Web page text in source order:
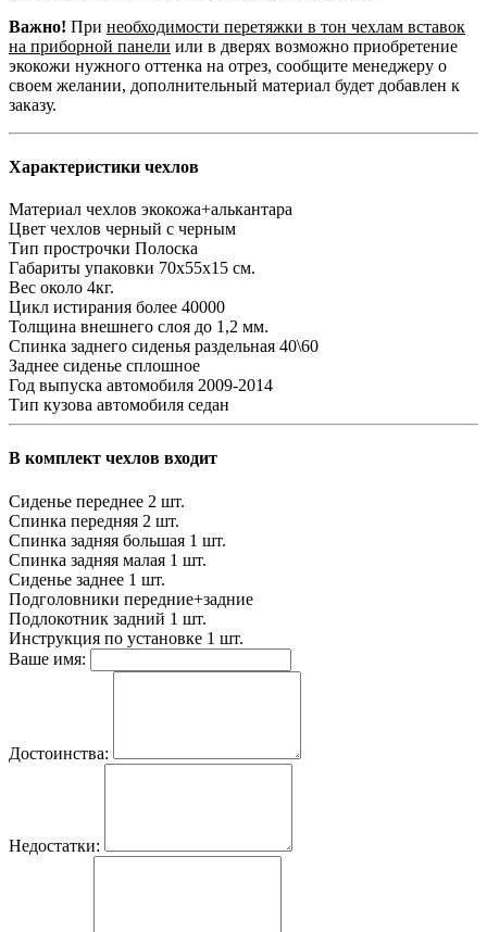
Важно! При необходимости перетяжки в тон чехлам вставок
на приборной панели или в дверях возможно приобретение
экокожи нужного оттенка на отрез, сообщите менеджеру о
своем желании, дополнительный материал будет добавлен к
заказу.
Характеристики чехлов
Материал чехлов экокожа+алькантара
Цвет чехлов черный с черным
Тип прострочки Полоска
Габариты упаковки 70х55х15 см.
Вес около 4кг.
Цикл истирания более 40000
Толщина внешнего слоя до 1,2 мм.
Спинка заднего сиденья раздельная 40\60
Заднее сиденье сплошное
Год выпуска автомобиля 2009-2014
Тип кузова автомобиля седан
В комплект чехлов входит
Сиденье переднее 2 шт.
Спинка передняя 2 шт.
Спинка задняя большая 1 шт.
Спинка задняя малая 1 шт.
Сиденье заднее 1 шт.
Подголовники передние+задние
Подлокотник задний 1 шт.
Инструкция по установке 1 шт.
Ваше имя:
Достоинства:
Недостатки: